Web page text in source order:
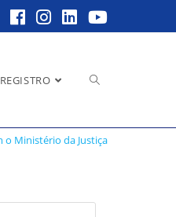
REGISTRO Alternar
o Ministério da Justiça